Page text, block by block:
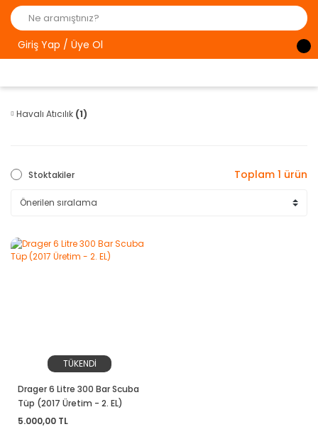
Giriş Yap / Üye Ol
Havalı Atıcılık (1)
Stoktakiler Toplam 1 ürün
TÜKENDİ
Drager 6 Litre 300 Bar Scuba
Tüp (2017 Üretim - 2. EL)
5.000,00 TL